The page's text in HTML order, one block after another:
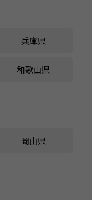
兵庫県
和歌山県
岡山県